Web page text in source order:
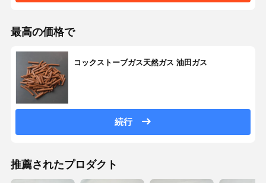
最高の価格で
コックストーブガス天然ガス 油田ガス
続行
推薦されたプロダクト